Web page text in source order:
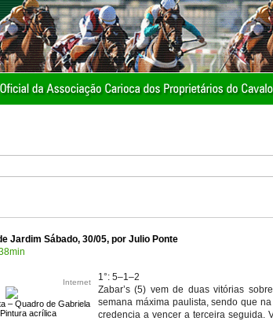
Jardim Sábado, 30/05, por Julio Ponte
Internet
– Quadro de Gabriela
acrílica
1°: 5–1–2
Zabar’s (5) vem de duas vitórias
semana máxima paulista, sendo que
credencia a vencer a terceira seguida.